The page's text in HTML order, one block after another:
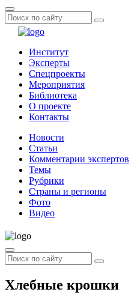
Институт
Эксперты
Спецпроекты
Мероприятия
Библиотека
О проекте
Контакты
Новости
Статьи
Комментарии экспертов
Темы
Рубрики
Страны и регионы
Фото
Видео
Хлебные крошки